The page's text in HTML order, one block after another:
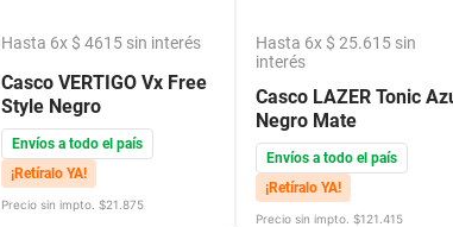
Hasta 6x $ 4615 sin interés
Casco VERTIGO Vx Free
Style Negro
Envíos a todo el país
¡Retíralo YA!
Precio sin impto. $21.875
Hasta 6x $ 25.615sin
interés
Casco LAZER Tonic
Negro Mate
Envíos a todo el país
¡Retíralo YA!
Precio sin impto. $121.415